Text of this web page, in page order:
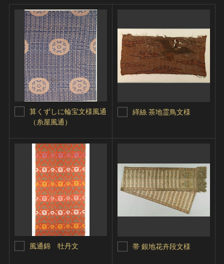
算くずしに輪宝文様風通
（糸屋風通）
緙絲 茶地霊鳥文様
風通錦 牡丹文 帯 銀地花卉段文様